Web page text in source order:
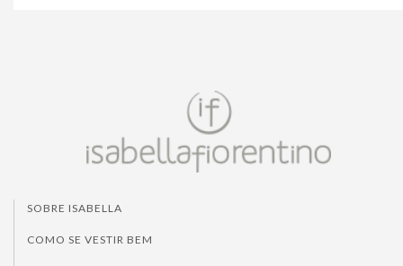
SOBRE ISABELLA
COMO SE VESTIR BEM